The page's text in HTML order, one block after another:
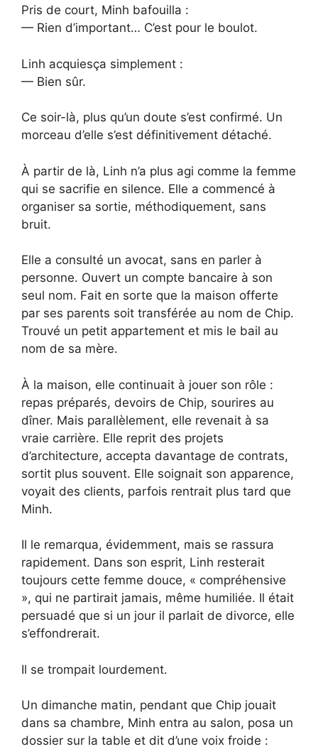
Pris de court, Minh bafouilla :
— Rien d’important… C’est pour le boulot.
Linh acquiesça simplement :
— Bien sûr.
Ce soir-là, plus qu’un doute s’est confirmé. Un
morceau d’elle s’est définitivement détaché.
À partir de là, Linh n’a plus agi comme la femme
qui se sacrifie en silence. Elle a commencé à
organiser sa sortie, méthodiquement, sans
bruit.
Elle a consulté un avocat, sans en parler à
personne. Ouvert un compte bancaire à son
seul nom. Fait en sorte que la maison offerte
par ses parents soit transférée au nom de Chip.
Trouvé un petit appartement et mis le bail au
nom de sa mère.
À la maison, elle continuait à jouer son rôle :
repas préparés, devoirs de Chip, sourires au
dîner. Mais parallèlement, elle revenait à sa
vraie carrière. Elle reprit des projets
d’architecture, accepta davantage de contrats,
sortit plus souvent. Elle soignait son apparence,
voyait des clients, parfois rentrait plus tard que
Minh.
Il le remarqua, évidemment, mais se rassura
rapidement. Dans son esprit, Linh resterait
toujours cette femme douce, « compréhensive
», qui ne partirait jamais, même humiliée. Il était
persuadé que si un jour il parlait de divorce, elle
s’effondrerait.
Il se trompait lourdement.
Un dimanche matin, pendant que Chip jouait
dans sa chambre, Minh entra au salon, posa un
dossier sur la table et dit d’une voix froide :